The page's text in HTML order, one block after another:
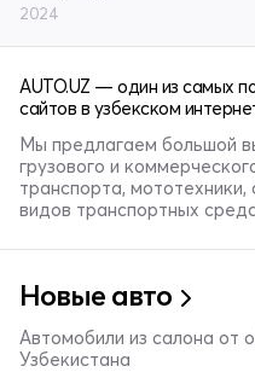
2024
AUTO.UZ — один из самых
сайтов в узбекском
Мы предлагаем большой
грузового и
транспорта, мототехники,
видов транспортных
Новые авто
Автомобили из салона от
Узбекистана